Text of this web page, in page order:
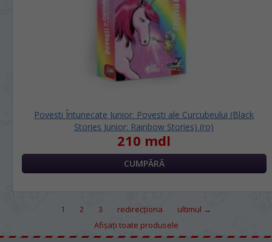
Povesti Întunecate Junior: Povesti ale Curcubeului (Black
Stories Junior: Rainbow Stories) (ro)
210 mdl
1 2 3 redirecţiona
ultimul →
Afișați toate produsele